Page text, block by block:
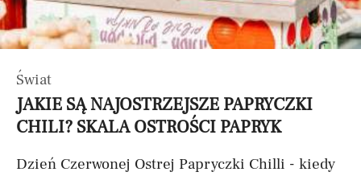
Świat
JAKIE SĄ NAJOSTRZEJSZE PAPRYCZKI
CHILI? SKALA OSTROŚCI PAPRYK
Dzień Czerwonej Ostrej Papryczki Chilli - kiedy